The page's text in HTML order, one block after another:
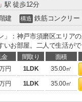
」駅 徒歩12分
建 構造 鉄筋コンクリー
」：神戸市須磨区エリア
いお部屋。二人で生活が
金 間取り 面積
円 1LDK 35.00㎡
円 1LDK 35.00㎡